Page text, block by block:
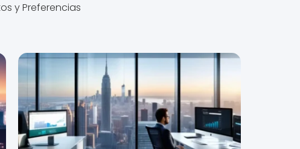
y Preferencias